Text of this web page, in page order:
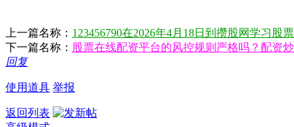
上一篇名称： 123456790在2026年4月18日到攒股网学习股
下一篇名称： 股票在线配资平台的风控规则严格吗？配资
回复
使用道具 举报
返回列表